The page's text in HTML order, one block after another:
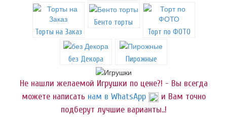
Торты на Заказ
Бенто торты
Торт по ФОТО
без Декора Пирожные
Не нашли желаемой Игрушки по цене?! - Вы всегда
можете написать нам в WhatsApp
и Вам точно
подберут лучшие варианты..!